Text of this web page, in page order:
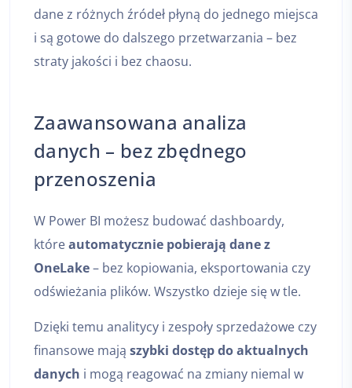
dane z różnych źródeł płyną do jednego miejsca
i są gotowe do dalszego przetwarzania – bez
straty jakości i bez chaosu.
Zaawansowana analiza
danych – bez zbędnego
przenoszenia
W Power BI możesz budować dashboardy,
któreautomatycznie pobierają dane z
OneLake– bez kopiowania, eksportowania czy
odświeżania plików. Wszystko dzieje się w tle.
Dzięki temu analitycy i zespoły sprzedażowe czy
finansowe mają szybki dostęp do aktualnych
danych i mogą reagować na zmiany niemal w